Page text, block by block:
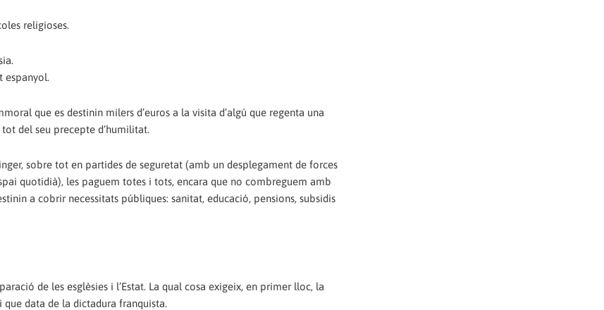
religioses.
espanyol.
que es destinin milers d’euros a la visita d’algú que regenta una
del seu precepte d’humilitat.
sobre tot en partides de seguretat (amb un desplegament de forces
quotidià), les paguem totes i tots, encara que no combreguem amb
a cobrir necessitats públiques: sanitat, educació, pensions, subsidis
de les esglèsies i l’Estat. La qual cosa exigeix, en primer lloc, la
data de la dictadura franquista.